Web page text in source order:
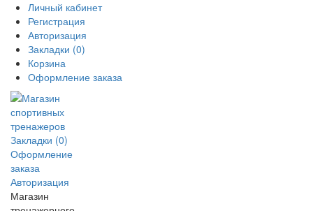
Личный кабинет
Регистрация
Авторизация
Закладки (0)
Корзина
Оформление заказа
Закладки (0)
Оформление
заказа
Авторизация
Магазин